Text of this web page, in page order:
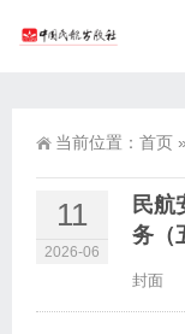
当前位置： 首页 »
11
2026-06
民航
务（
封面